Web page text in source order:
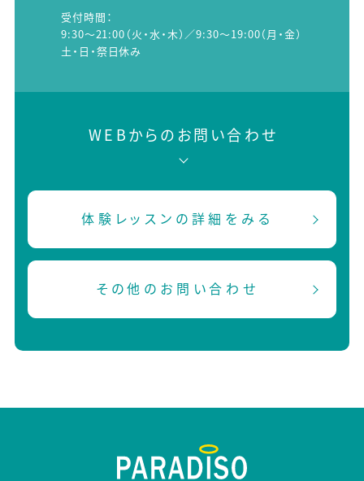
受付時間：
9:30～21:00（火・水・木）／9:30～19:00（月・金）
土・日・祭日休み
WEBからのお問い合わせ
体験レッスンの詳細をみる
その他のお問い合わせ